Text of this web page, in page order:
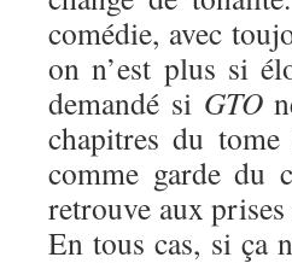
comédie, avec
on n’est plus si
demandé si GTO
chapitres du
comme garde du
retrouve aux
En tous cas, si ça